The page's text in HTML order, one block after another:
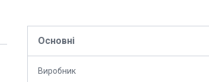
Основні
Виробник